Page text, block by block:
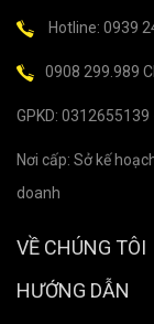
Hotline: 0939
0908 299.989
GPKD:
Nơi cấp: Sở kế
doanh
VỀ CHÚNG TÔI
HƯỚNG DẪN